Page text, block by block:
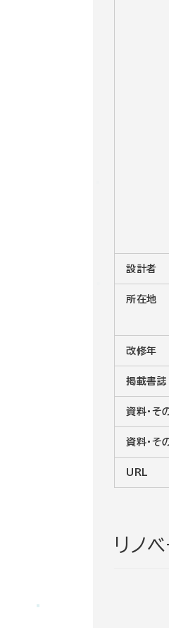
設計者
所在地
改修年
掲載書誌
資料・そ
資料・
URL
リノ